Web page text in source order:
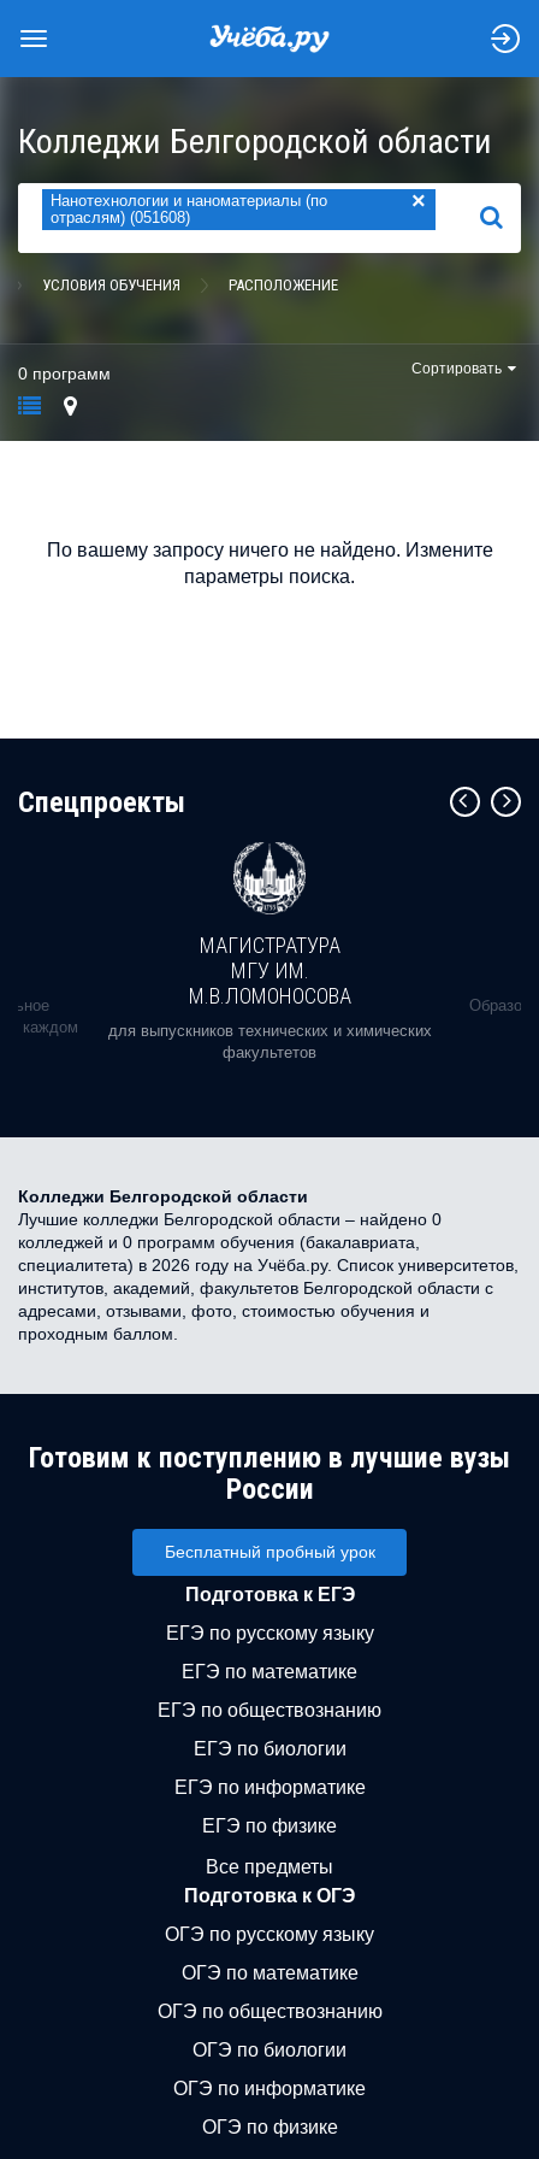
Колледжи Белгородской области
Нанотехнологии и наноматериалы (по
отраслям) (051608)
×
НАЙТИ
УСЛОВИЯ ОБУЧЕНИЯ РАСПОЛОЖЕНИЕ
0 программ Сортировать
По вашему запросу ничего не найдено. Измените
параметры поиска.
Cпецпроекты
в каждом
МАГИСТРАТУРА
МГУ ИМ.
М.В.ЛОМОНОСОВА
для выпускников технических и химических
факультетов
Колледжи Белгородской области
Лучшие колледжи Белгородской области – найдено 0
колледжей и 0 программ обучения (бакалавриата,
специалитета) в 2026 году на Учёба.ру. Список университетов,
институтов, академий, факультетов Белгородской области с
адресами, отзывами, фото, стоимостью обучения и
проходным баллом.
Готовим к поступлению в лучшие вузы
России
Бесплатный пробный урок
Подготовка к ЕГЭ
ЕГЭ по русскому языку
ЕГЭ по математике
ЕГЭ по обществознанию
ЕГЭ по биологии
ЕГЭ по информатике
ЕГЭ по физике
Все предметы
Подготовка к ОГЭ
ОГЭ по русскому языку
ОГЭ по математике
ОГЭ по обществознанию
ОГЭ по биологии
ОГЭ по информатике
ОГЭ по физике